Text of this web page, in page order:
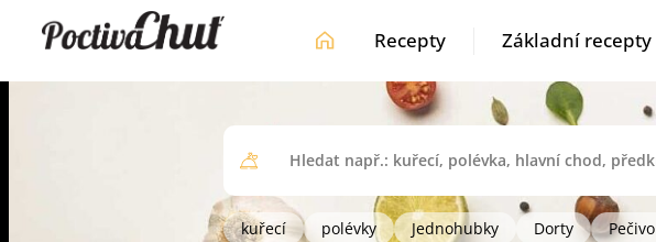
Recepty Základní recepty
kuřecí polévky Jednohubky Dorty Pečivo